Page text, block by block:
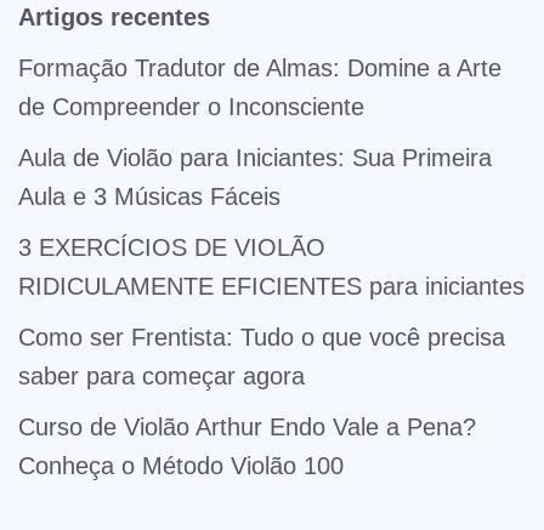
Artigos recentes
Formação Tradutor de Almas: Domine a Arte
de Compreender o Inconsciente
Aula de Violão para Iniciantes: Sua Primeira
Aula e 3 Músicas Fáceis
3 EXERCÍCIOS DE VIOLÃO
RIDICULAMENTE EFICIENTES para iniciantes
Como ser Frentista: Tudo o que você precisa
saber para começar agora
Curso de Violão Arthur Endo Vale a Pena?
Conheça o Método Violão 100